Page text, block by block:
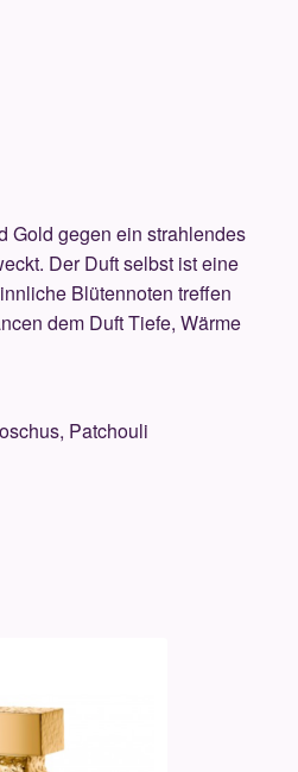
Gold gegen ein strahlendes
Der Duft selbst ist eine
Blütennoten treffen
dem Duft Tiefe, Wärme
Patchouli